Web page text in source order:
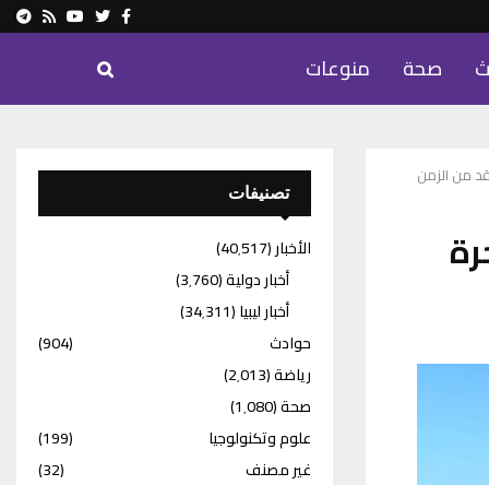
Facebook
Twitter
Youtube
Rss
صحة منوعات
من الزمن
تصنيفات
الأخبار(40٬517)
أخبار دولية(3٬760)
أخبار ليبيا(34٬311)
حوادث
(904)
رياضة(2٬013)
صحة(1٬080)
علوم وتكنولوجيا
(199)
غير مصنف
(32)